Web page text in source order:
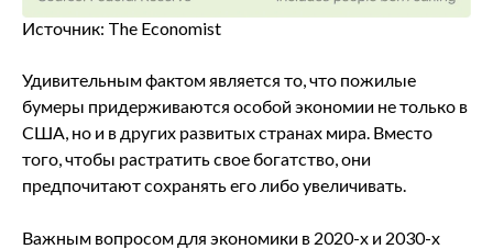
Источник: The Economist
Удивительным фактом является то, что пожилые
бумеры придерживаются особой экономии не только в
США, но и в других развитых странах мира. Вместо
того, чтобы растратить свое богатство, они
предпочитают сохранять его либо увеличивать.
Важным вопросом для экономики в 2020-х и 2030-х